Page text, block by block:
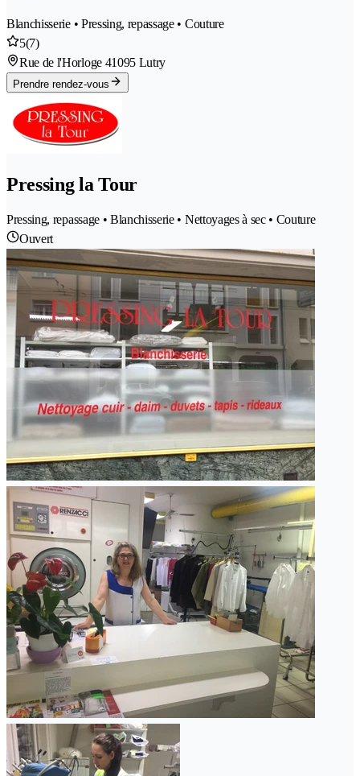
Blanchisserie • Pressing, repassage • Couture
5(7)
Rue de l'Horloge 41095 Lutry
Prendre rendez-vous
Pressing la Tour
Pressing, repassage • Blanchisserie • Nettoyages à sec • Couture
Ouvert